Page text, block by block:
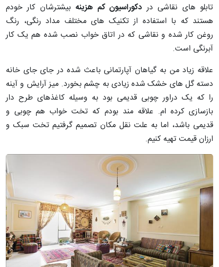
تابلو های نقاشی در دکوراسیون کم هزینه بیشترشان کار خودم
هستند که با استفاده از تکنیک های مختلف مداد رنگی، رنگ
روغن کار شده و نقاشی که در اتاق خواب نصب شده هم یک کار
آبرنگی است.
علاقه زیاد من به گیاهان آپارتمانی باعث شده در جای جای خانه
دسته گل های خشک شده زیادی به چشم بخورد. میز آرایش و آینه
را که یک دراور چوبی قدیمی بود به وسیله کاغذهای طرح دار
بازسازی کرده ام. علاقه مند بودم که تخت خواب هم چوبی و
قدیمی باشد، اما به علت نقل مکان تصمیم گرفتیم تخت سبک و
ارزان قیمت تهیه کنیم.